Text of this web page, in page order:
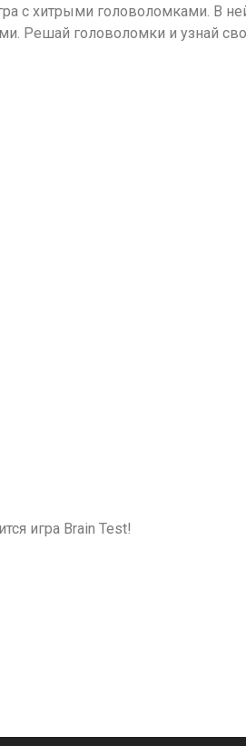
с хитрыми головоломками. В
Решай головоломки и узнай
игра Brain Test!